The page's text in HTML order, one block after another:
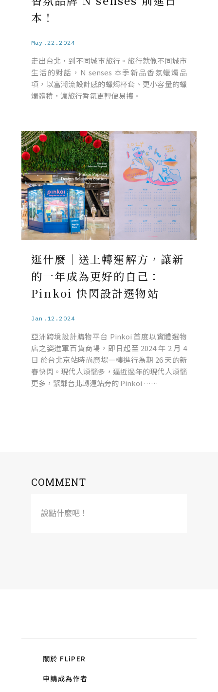
本！
May.22.2024
走出台北，到不同城市旅行。旅行就像不同城市
生活的對話，N senses 本季新品香氛蠟燭品
項，以富潮流設計感的蠟燭杯套、更小容量的蠟
燭體積，讓旅行香氛更輕便易攜。
逛什麼｜送上轉運解方，讓新
的一年成為更好的自己：
Pinkoi 快閃設計選物站
Jan.12.2024
亞洲跨境設計購物平台 Pinkoi 首度以實體選物
店之姿進軍百貨商場，即日起至 2024 年 2 月 4
日 於台北京站時尚廣場一樓進行為期 26 天的新
春快閃。現代人煩惱多，逼近過年的現代人煩惱
更多，緊鄰台北轉運站旁的 Pinkoi ……
COMMENT
說點什麼吧！
關於 FLiPER
申請成為作者